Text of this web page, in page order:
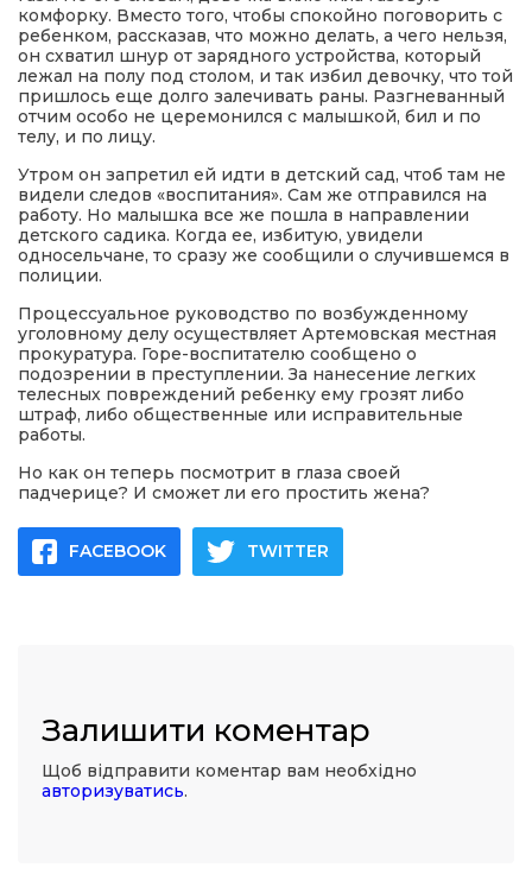
комфорку. Вместо того, чтобы спокойно поговорить с
ребенком, рассказав, что можно делать, а чего нельзя,
он схватил шнур от зарядного устройства, который
лежал на полу под столом, и так избил девочку, что той
пришлось еще долго залечивать раны. Разгневанный
отчим особо не церемонился с малышкой, бил и по
телу, и по лицу.
Утром он запретил ей идти в детский сад, чтоб там не
видели следов «воспитания». Сам же отправился на
работу. Но малышка все же пошла в направлении
детского садика. Когда ее, избитую, увидели
односельчане, то сразу же сообщили о случившемся в
полиции.
Процессуальное руководство по возбужденному
уголовному делу осуществляет Артемовская местная
прокуратура. Горе-воспитателю сообщено о
подозрении в преступлении. За нанесение легких
телесных повреждений ребенку ему грозят либо
штраф, либо общественные или исправительные
работы.
Но как он теперь посмотрит в глаза своей
падчерице? И сможет ли его простить жена?
FACEBOOK TWITTER
Залишити коментар
Щоб відправити коментар вам необхідно
авторизуватись.